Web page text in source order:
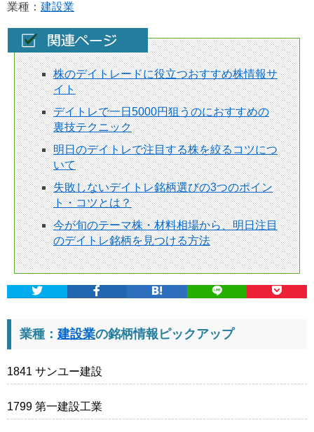
業種： 建設業
株のデイトレードに役立つおすすめ株情報サ
イト
デイトレで一日5000円狙うのにおすすめの
裏技テクニック
明日のデイトレで注目する株を絞るコツにつ
いて
失敗しないデイトレ銘柄選びの3つのポイン
ト・コツとは？
今が旬のテーマ株・材料相場から、明日注目
のデイトレ銘柄を見つける方法
業種： 建設業の銘柄情報ピックアップ
1841 サンユー建設
1799 第一建設工業